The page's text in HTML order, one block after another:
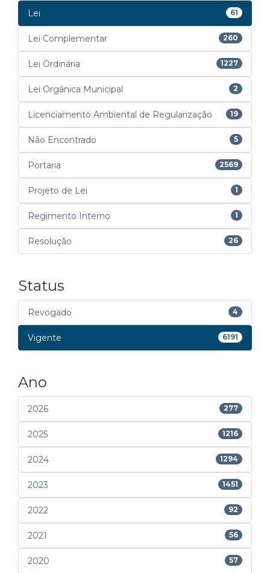
Lei 61
Lei Complementar 260
Lei Ordinária 1227
Lei Orgânica Municipal 2
Licenciamento Ambiental de Regularização 19
Não Encontrado 5
Portaria 2569
Projeto de Lei 1
Regimento Interno 1
Resolução 26
Status
Revogado 4
Vigente 6191
Ano
2026 277
2025 1216
2024 1294
2023 1451
2022 92
2021 56
2020 57